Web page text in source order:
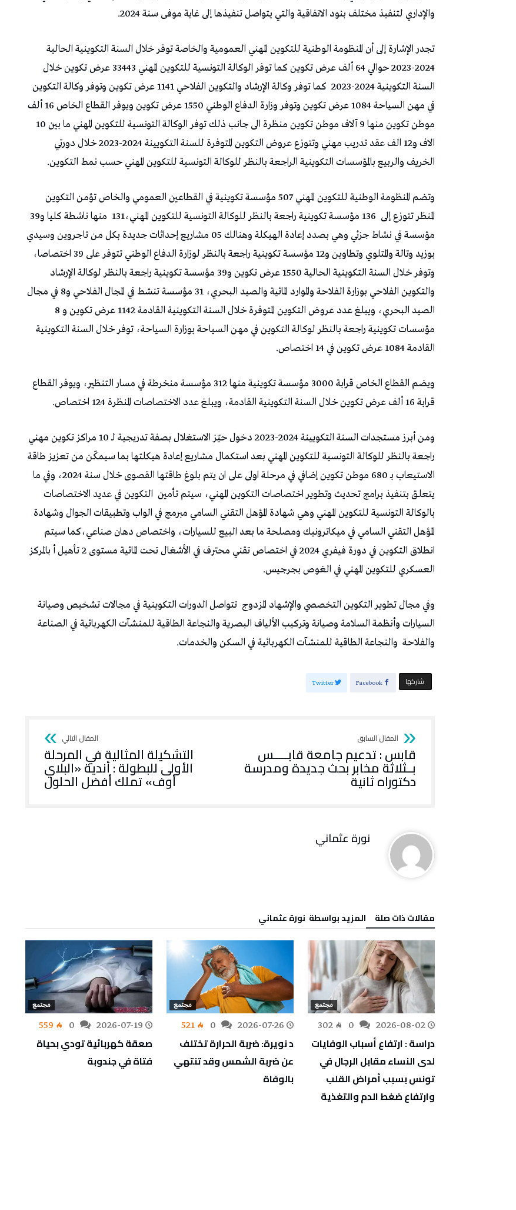
والإداري لتنفيذ مختلف بنود الاتفاقية والتي يتواصل تنفيذها إلى غاية موفى سنة 2024.
تجدر الإشارة إلى أن المنظومة الوطنية للتكوين المهني العمومية والخاصة توفر خلال السنة التكوينية الحالية
2024-2023 حوالي 64 ألف عرض تكوين كما توفر الوكالة التونسية للتكوين المهني 33443 عرض تكوين خلال
السنة التكوينية 2024-2023
كما توفر وكالة الإرشاد والتكوين الفلاحي 1141 عرض تكوين وتوفر وكالة التكوين
في مهن السياحة 1084 عرض تكوين وتوفر وزارة الدفاع الوطني 1550 عرض تكوين ويوفر القطاع الخاص 16 ألف
موطن تكوين منها 9 آلاف موطن تكوين منظرة الى جانب ذلك توفر الوكالة التونسية للتكوين المهني ما بين 10
الاف و12 الف عقد تدريب مهني وتتوزع عروض التكوين المتوفرة للسنة التكويينة 2024-2023 خلال دورتي
الخريف والربيع بالمؤسسات التكوينية الراجعة بالنظر للوكالة التونسية للتكوين المهني حسب نمط التكوين.
وتضم المنظومة الوطنية للتكوين المهني 507 مؤسسة تكوينية في القطاعين العمومي والخاص تؤمن التكوين
المنظر تتوزع إلى 136 مؤسسة تكوينية راجعة بالنظر للوكالة التونسية للتكوين المهني،131
منها ناشطة كليا و39
مؤسسة في نشاط جزئي وهي بصدد إعادة الهيكلة وهنالك 05 مشاريع إحداثات جديدة بكل من تاجروين وسيدي
بوزيد وتالة والمتلوي وتطاوين و12 مؤسسة تكوينية راجعة بالنظر لوزارة الدفاع الوطني تتوفر على 39 اختصاصا،
وتوفر خلال السنة التكوينية الحالية 1550 عرض تكوين و39 مؤسسة تكوينية راجعة بالنظر لوكالة الإرشاد
والتكوين الفلاحي بوزارة الفلاحة والموارد المائية والصيد البحري، 31 مؤسسة تنشط في المجال الفلاحي و8 في مجال
الصيد البحري، ويبلغ عدد عروض التكوين المتوفرة خلال السنة التكوينية القادمة 1142 عرض تكوين و 8
مؤسسات تكوينية راجعة بالنظر لوكالة التكوين في مهن السياحة بوزارة السياحة، توفر خلال السنة التكوينية
القادمة 1084 عرض تكوين في 14 اختصاص.
ويضم القطاع الخاص قرابة 3000 مؤسسة تكوينية منها 312 مؤسسة منخرطة في مسار التنظير، ويوفر القطاع
قرابة 16 ألف عرض تكوين خلال السنة التكوينية القادمة، ويبلغ عدد الاختصاصات المنظرة 124 اختصاص.
ومن أبرز مستجدات السنة التكويينة 2024-2023 دخول حيّز الاستغلال بصفة تدريجية لـ 10 مراكز تكوين مهني
راجعة بالنظر للوكالة التونسية للتكوين المهني بعد استكمال مشاريع إعادة هيكلتها بما سيمكّن من تعزيز طاقة
الاستيعاب بـ 680 موطن تكوين إضافي في مرحلة اولى على ان يتم بلوغ طاقتها القصوى خلال سنة 2024، وفي ما
يتعلق بتنفيذ برامج تحديث وتطوير اختصاصات التكوين المهني، سيتم تأمين التكوين في عديد الاختصاصات
بالوكالة التونسية للتكوين المهني وهي شهادة المؤهل التقني السامي مبرمج في الواب وتطبيقات الجوال وشهادة
المؤهل التقني السامي في ميكاترونيك ومصلحة ما بعد البيع للسيارات، واختصاص دهان صناعي،كما سيتم
انطلاق التكوين في دورة فيفري 2024 في اختصاص تقني محترف في الأشغال تحت المائية مستوى 2 تأهيل أ بالمركز
العسكري للتكوين المهني في الغوص بجرجيس.
وفي مجال تطوير التكوين التخصصي والإشهاد المزدوج تتواصل الدورات التكوينية في مجالات تشخيص وصيانة
السيارات وأنظمة السلامة وصيانة وتركيب الألياف البصرية والنجاعة الطاقية للمنشآت الكهربائية في الصناعة
والفلاحة والنجاعة الطاقية للمنشآت الكهربائية في السكن والخدمات.
‫‫ شاركها‬ Facebook
Twitter
قابس : تدعيم جامعة قابـــــس
بــثلاثة مخابر بحث جديدة ومدرسة
دكتوراه ثانية
التشكيلة المثالية في المرحلة
الأولى للبطولة : أندية «البلاي
أوف» تملك أفضل الحلول
نورة‭ ‬عثماني‭
‫مقالات ذات صلة‬ ‫‫المزيد بواسطة‬ ‬ نورة‭ ‬عثماني‭
مجتمع
2026-08-02
302
دراسة : ارتفاع أسباب الوفايات
لدى النساء مقابل الرجال في
تونس بسبب أمراض القلب
وارتفاع ضغط الدم والتغذية
مجتمع
2026-07-26
521
د نويرة: ضربة الحرارة تختلف
عن ضربة الشمس وقد تنتهي
بالوفاة
مجتمع
2026-07-19
559
صعقة كهربائية تودي بحياة
فتاة في جندوبة